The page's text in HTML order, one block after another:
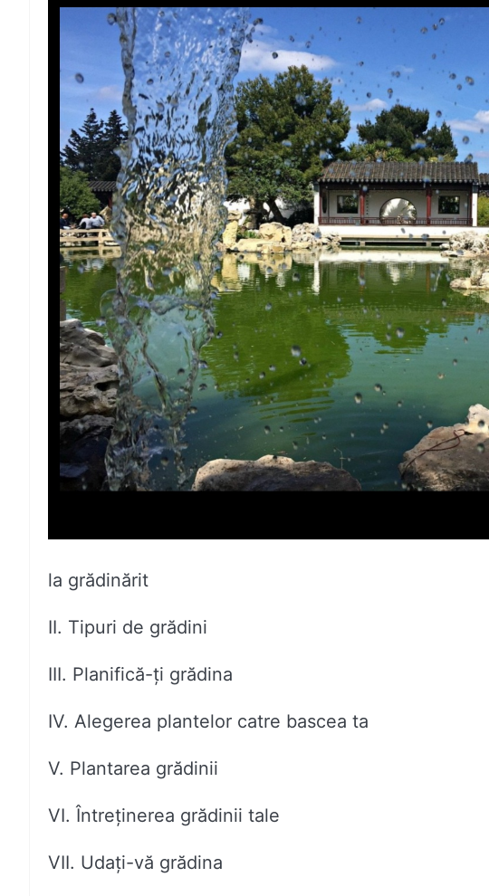
la grădinărit
II. Tipuri de grădini
III. Planifică-ți grădina
IV. Alegerea plantelor catre bascea ta
V. Plantarea grădinii
VI. Întreținerea grădinii tale
VII. Udați-vă grădina